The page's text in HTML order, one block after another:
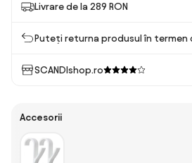
Livrare de la 289 RON
Puteți returna produsul în termen
SCANDIshop.ro
Accesorii